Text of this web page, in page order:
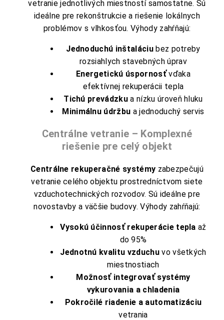
vetranie jednotlivých miestností samostatne. Sú
ideálne pre rekonštrukcie a riešenie lokálnych
problémov s vlhkosťou. Výhody zahŕňajú:
Jednoduchú inštaláciubez potreby
rozsiahlych stavebných úprav
Energetickú úspornosťvďaka
efektívnej rekuperácii tepla
Tichú prevádzku a nízku úroveň hluku
Minimálnu údržbu a jednoduchý servis
Centrálne vetranie – Komplexné
riešenie pre celý objekt
Centrálne rekuperačné systémy zabezpečujú
vetranie celého objektu prostredníctvom siete
vzduchotechnických rozvodov. Sú ideálne pre
novostavby a väčšie budovy. Výhody zahŕňajú:
Vysokú účinnosť rekuperácie tepla až
do 95%
Jednotnú kvalitu vzduchuvo všetkých
miestnostiach
Možnosť integrovať systémy
vykurovania a chladenia
Pokročilé riadenie a automatizáciu
vetrania